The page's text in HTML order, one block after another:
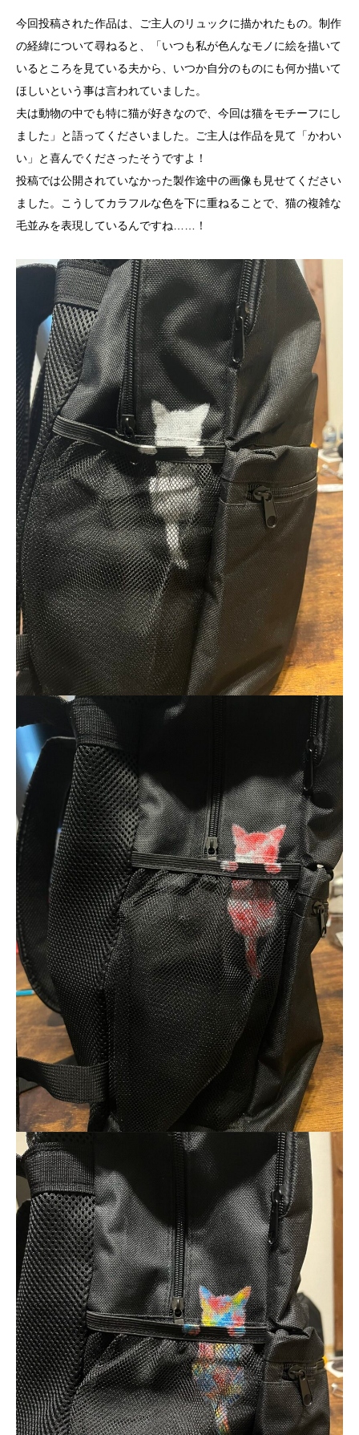
今回投稿された作品は、ご主人のリュックに描かれたもの。制作
の経緯について尋ねると、「いつも私が色んなモノに絵を描いて
いるところを見ている夫から、いつか自分のものにも何か描いて
ほしいという事は言われていました。
夫は動物の中でも特に猫が好きなので、今回は猫をモチーフにし
ました」と語ってくださいました。ご主人は作品を見て「かわい
い」と喜んでくださったそうですよ！
投稿では公開されていなかった製作途中の画像も見せてください
ました。こうしてカラフルな色を下に重ねることで、猫の複雑な
毛並みを表現しているんですね……！